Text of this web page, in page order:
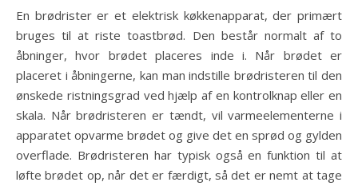
En brødrister er et elektrisk køkkenapparat, der primært
bruges til at riste toastbrød. Den består normalt af to
åbninger, hvor brødet placeres inde i. Når brødet er
placeret i åbningerne, kan man indstille brødristeren til den
ønskede ristningsgrad ved hjælp af en kontrolknap eller en
skala. Når brødristeren er tændt, vil varmeelementerne i
apparatet opvarme brødet og give det en sprød og gylden
overflade. Brødristeren har typisk også en funktion til at
løfte brødet op, når det er færdigt, så det er nemt at tage